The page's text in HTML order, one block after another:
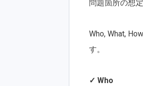
問題箇所の想
Who, What,
す。
✓ Who